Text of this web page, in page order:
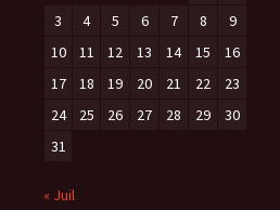
3
4 5 6 7 8
9
10
11 12 13 14 15
16
17
18 19 20 21 22
23
24
25 26 27 28 29
30
31
« Juil